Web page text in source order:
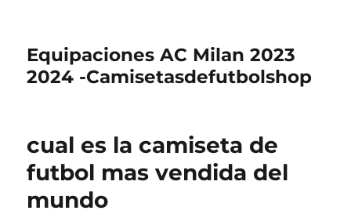
Equipaciones AC Milan 2023
2024 -Camisetasdefutbolshop
cual es la camiseta de
futbol mas vendida del
mundo